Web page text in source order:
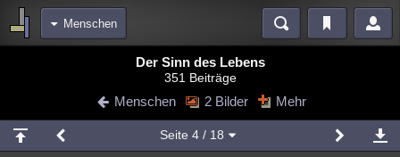
Menschen
Blogs Videos
Chat Wiki Neuigkeiten
meine Rubriken
Der Sinn des Lebens
351 Beiträge
Menschen 2 Bilder Mehr
Seite 4/ 18